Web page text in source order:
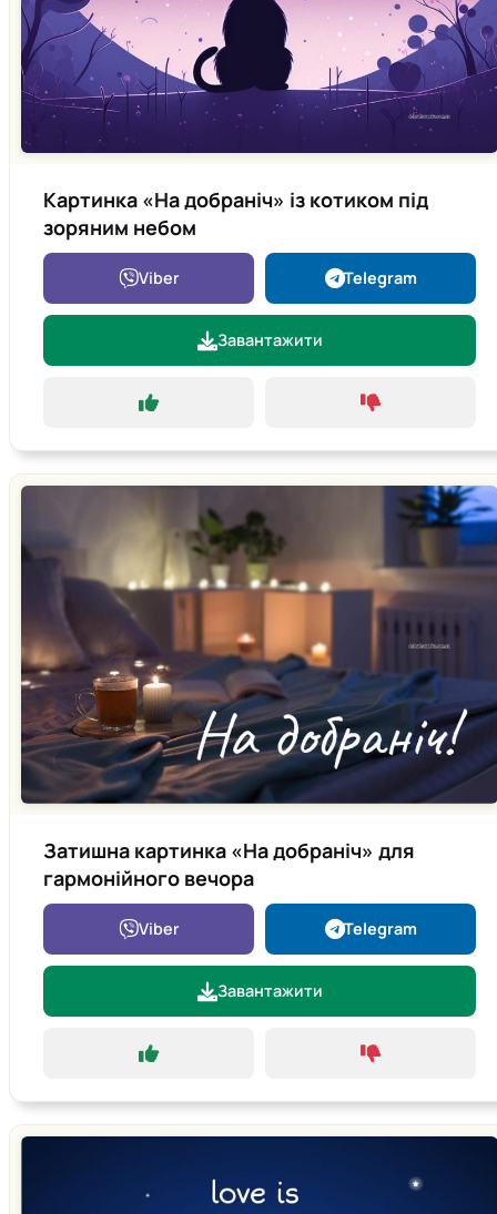
Картинка «На добраніч» із котиком під
зоряним небом
Viber Telegram
Завантажити
Затишна картинка «На добраніч» для
гармонійного вечора
Viber Telegram
Завантажити